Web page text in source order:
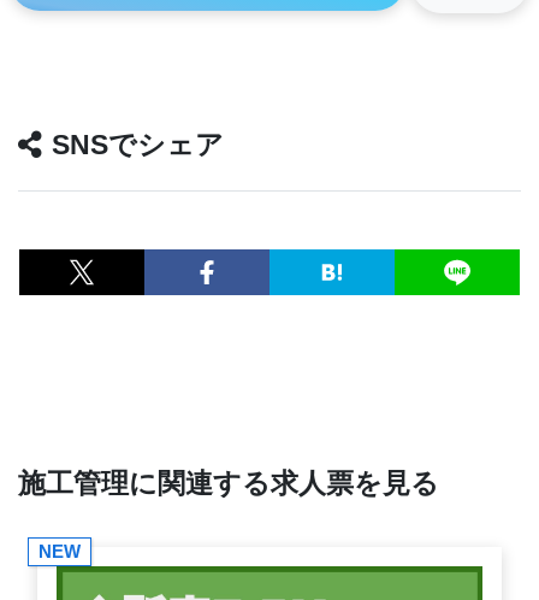
SNSでシェア
施工管理に関連する求人票を見る
NEW